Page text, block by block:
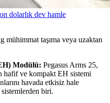
dolarlık dev hamle
mühimmat taşıma veya uzaktan
Modülü: Pegasus Arms 25,
hafif ve kompakt EH sistemi
havada etkisiz hale
biri.